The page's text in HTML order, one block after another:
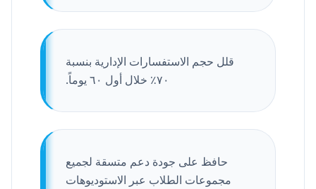
قلل حجم الاستفسارات الإدارية بنسبة
٧٠٪ خلال أول ٦٠ يوماً.
حافظ على جودة دعم متسقة لجميع
مجموعات الطلاب عبر الاستوديوهات